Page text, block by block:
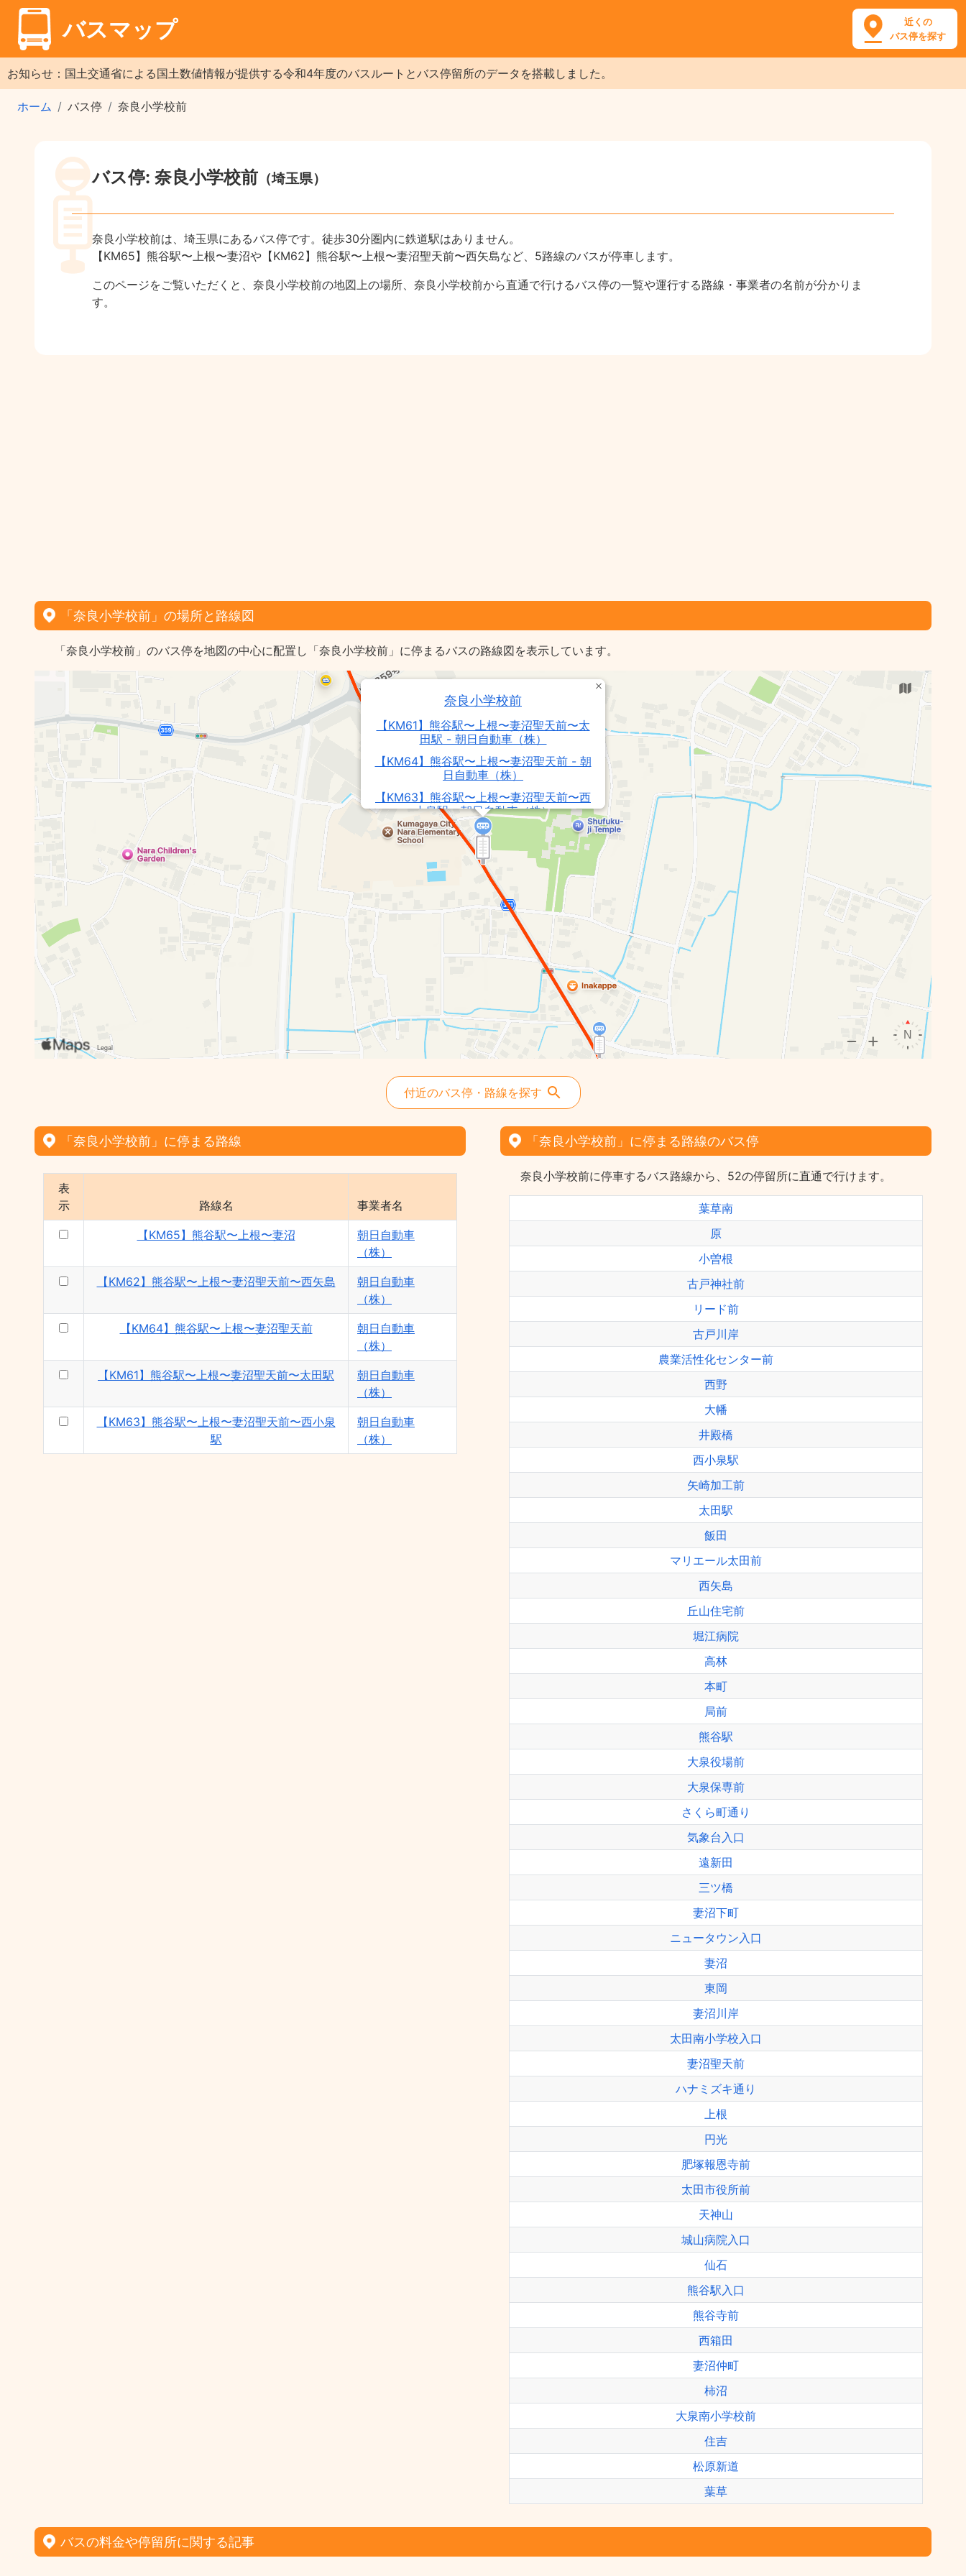
バスマップ
近くの
バス停を探す
お知らせ：国土交通省による国土数値情報が提供する令和4年度のバスルートとバス停留所のデータを搭載しました。
ホーム バス停 奈良小学校前
バス停: 奈良小学校前 （埼玉県）
奈良小学校前は、埼玉県にあるバス停です。徒歩30分圏内に鉄道駅はありません。
【KM65】熊谷駅〜上根〜妻沼や【KM62】熊谷駅〜上根〜妻沼聖天前〜西矢島など、5路線のバスが停車します。
このページをご覧いただくと、奈良小学校前の地図上の場所、奈良小学校前から直通で行けるバス停の一覧や運行する路線・事業者の名前が分かりま
す。
「奈良小学校前」の場所と路線図
「奈良小学校前」のバス停を地図の中心に配置し「奈良小学校前」に停まるバスの路線図を表示しています。
奈良小学校前
【KM61】熊谷駅〜上根〜妻沼聖天前〜太
田駅 - 朝日自動車（株）
【KM64】熊谷駅〜上根〜妻沼聖天前 - 朝
日自動車（株）
【KM63】熊谷駅〜上根〜妻沼聖天前〜西
小泉駅 - 朝日自動車（株）
【KM62】熊谷駅〜上根〜妻沼聖天前〜西
矢島 - 朝日自動車（株）
【KM65】熊谷駅〜上根〜妻沼 - 朝日自動
車（株）
付近のバス停・路線を探す
「奈良小学校前」に停まる路線
表
示
路線名 事業者名
【KM65】熊谷駅〜上根〜妻沼
朝日自動車
（株）
【KM62】熊谷駅〜上根〜妻沼聖天前〜西矢島
朝日自動車
（株）
【KM64】熊谷駅〜上根〜妻沼聖天前
朝日自動車
（株）
【KM61】熊谷駅〜上根〜妻沼聖天前〜太田駅
朝日自動車
（株）
【KM63】熊谷駅〜上根〜妻沼聖天前〜西小泉
駅
朝日自動車
（株）
「奈良小学校前」に停まる路線のバス停
奈良小学校前に停車するバス路線から、52の停留所に直通で行けます。
葉草南
原
小曽根
古戸神社前
リード前
古戸川岸
農業活性化センター前
西野
大幡
井殿橋
西小泉駅
矢崎加工前
太田駅
飯田
マリエール太田前
西矢島
丘山住宅前
堀江病院
高林
本町
局前
熊谷駅
大泉役場前
大泉保専前
さくら町通り
気象台入口
遠新田
三ツ橋
妻沼下町
ニュータウン入口
妻沼
東岡
妻沼川岸
太田南小学校入口
妻沼聖天前
ハナミズキ通り
上根
円光
肥塚報恩寺前
太田市役所前
天神山
城山病院入口
仙石
熊谷駅入口
熊谷寺前
西箱田
妻沼仲町
柿沼
大泉南小学校前
住吉
松原新道
葉草
バスの料金や停留所に関する記事